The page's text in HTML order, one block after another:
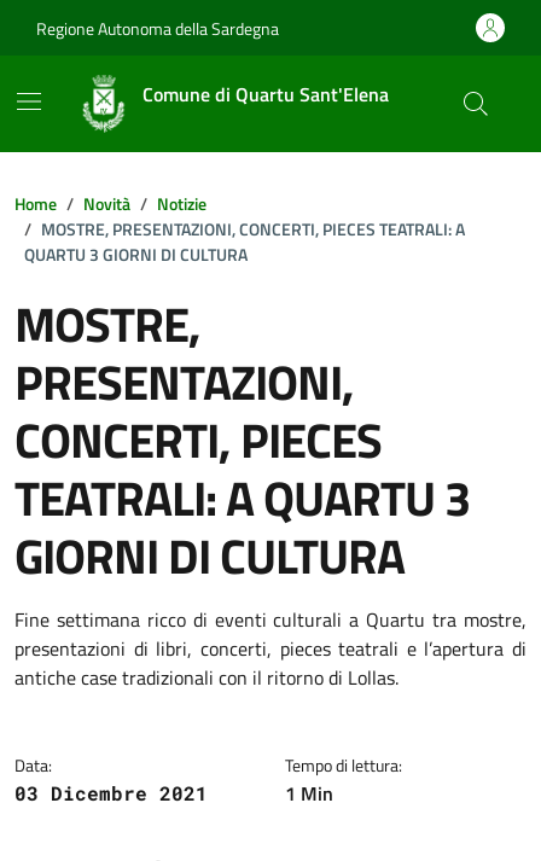
Regione Autonoma della Sardegna
Comune di Quartu Sant'Elena
Home Novità
Notizie
MOSTRE, PRESENTAZIONI, CONCERTI, PIECES TEATRALI: A
QUARTU 3 GIORNI DI CULTURA
MOSTRE,
PRESENTAZIONI,
CONCERTI, PIECES
TEATRALI: A QUARTU 3
GIORNI DI CULTURA
Dettagli della notizia
Fine settimana ricco di eventi culturali a Quartu tra mostre,
presentazioni di libri, concerti, pieces teatrali e l’apertura di
antiche case tradizionali con il ritorno di Lollas.
Data:
03 Dicembre 2021
Tempo di lettura:
1 Min